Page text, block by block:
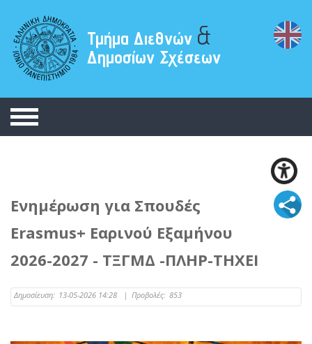
Τμήμα Διεθνών &
Δημοσίων Σχέσεων
Ενημέρωση για Σπουδές
Erasmus+ Εαρινού Εξαμήνου
2026-2027 - ΤΞΓΜΔ -ΠΛΗΡ-ΤΗΧΕΙ
Δημοσίευση: 13-05-2026 14:28 | Προβολές: 853